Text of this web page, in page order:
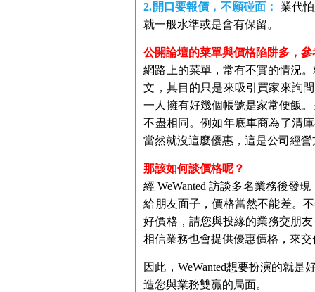
2.開口要報價，不願碰面：
業代
就一般水準或是會有保留。
公開論壇的菜單與價格陷阱多，
網路上的菜單，常有不實的情況
文，其目的只是來吸引買家來詢
一人擁有好幾個帳號是家常便飯
不盡相同。例如年底車商為了清
當然就沒這麼優惠，這是公司經
那該如何談價格呢？
經 WeWanted 訪談多名業務後發
給朋友面子，價格當然不能差。
好價格，請您與投緣的業務交朋
相信業務也會提供優惠價格，來
因此，WeWanted想要扮演的就
造您與業務雙贏的局面。